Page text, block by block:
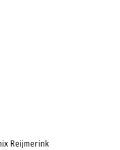
Reijmerink